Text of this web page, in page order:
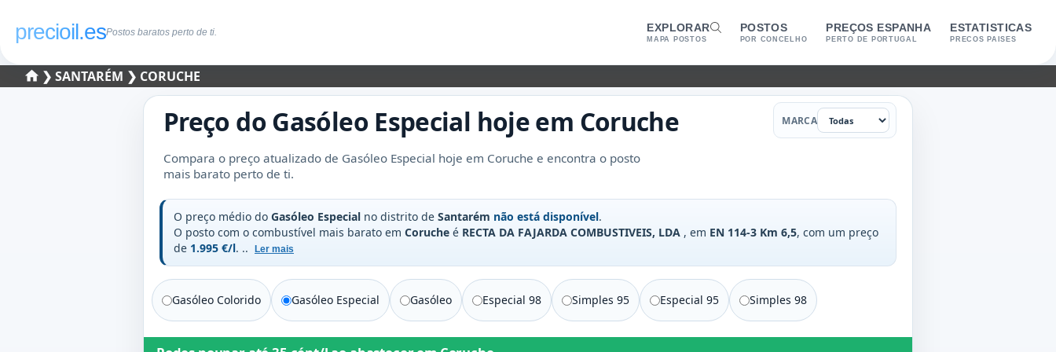
precioil.esPostos baratos perto de ti. EXPLORAR
MAPA POSTOS
POSTOS
POR CONCELHO
PREÇOS ESPANHA
PERTO DE PORTUGAL
ESTATISTICAS
PRECOS PAISES
❯ SANTARÉM ❯ CORUCHE
Preço doGasóleo Especial hoje em Coruche
Compara o preço atualizado de Gasóleo Especial hoje em Coruche e encontra o posto
mais barato perto de ti.
Marca
MARCA
O preço médio do Gasóleo Especial no distrito de Santarém não está disponível.
O posto com o combustível mais barato em Coruche é RECTA DA FAJARDA COMBUSTIVEIS, LDA , em EN 114-3 Km 6,5, com um preço
de 1.995 €/l. .. Ler mais
Gasóleo Colorido Gasóleo Especial Gasóleo Especial 98 Simples 95 Especial 95 Simples 98